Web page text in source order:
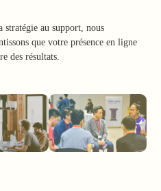
stratégie au support, nous
que votre présence en ligne
des résultats.